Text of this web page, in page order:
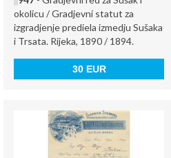
okolicu / Gradjevni statut za
izgradjenje prediela izmedju Sušaka
i Trsata. Rijeka, 1890 / 1894.
30 EUR